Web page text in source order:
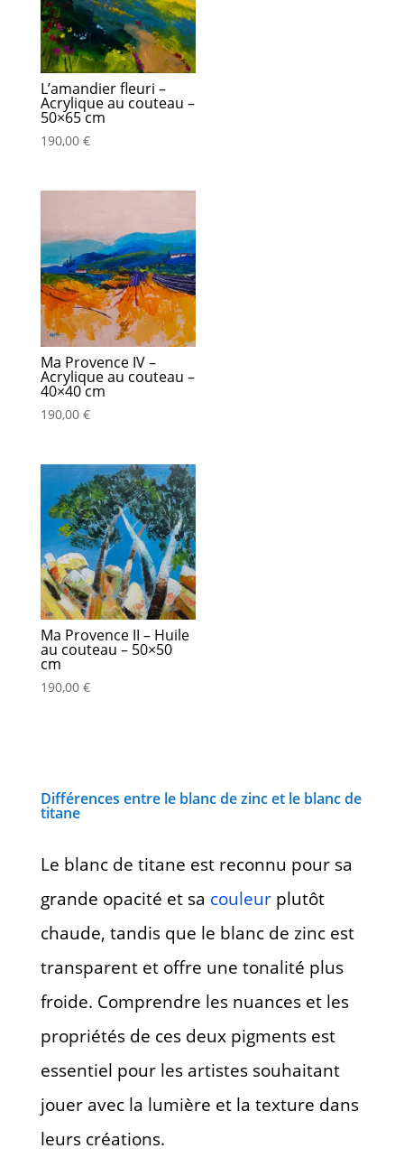
L’amandier fleuri –
Acrylique au couteau –
50×65 cm
190,00 €
Ma Provence IV –
Acrylique au couteau –
40×40 cm
190,00 €
Ma Provence II – Huile
au couteau – 50×50
cm
190,00 €
Différences entre le blanc de zinc et le blanc de
titane
Le blanc de titane est reconnu pour sa
grande opacité et sa couleurplutôt
chaude, tandis que le blanc de zinc est
transparent et offre une tonalité plus
froide. Comprendre les nuances et les
propriétés de ces deux pigments est
essentiel pour les artistes souhaitant
jouer avec la lumière et la texture dans
leurs créations.